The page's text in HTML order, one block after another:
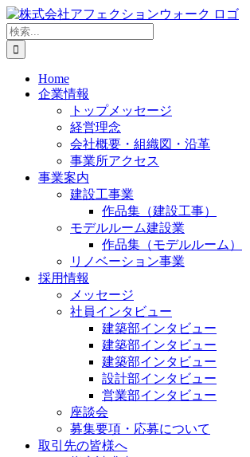
Skip
to
content
検
索
…
Home
企業情報
トップメッセージ
経営理念
会社概要・組織図・沿革
事業所アクセス
事業案内
建設工事業
作品集（建設工事）
モデルルーム建設業
作品集（モデルルーム）
リノベーション事業
採用情報
メッセージ
社員インタビュー
建築部インタビュー
建築部インタビュー
建築部インタビュー
設計部インタビュー
営業部インタビュー
座談会
募集要項・応募について
取引先の皆様へ